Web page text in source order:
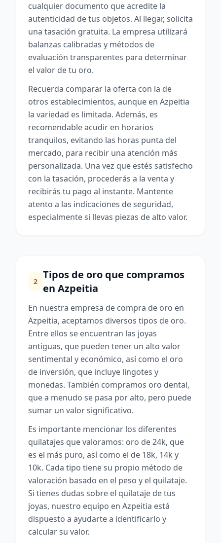
cualquier documento que acredite la
autenticidad de tus objetos. Al llegar, solicita
una tasación gratuita. La empresa utilizará
balanzas calibradas y métodos de
evaluación transparentes para determinar
el valor de tu oro.
Recuerda comparar la oferta con la de
otros establecimientos, aunque en Azpeitia
la variedad es limitada. Además, es
recomendable acudir en horarios
tranquilos, evitando las horas punta del
mercado, para recibir una atención más
personalizada. Una vez que estés satisfecho
con la tasación, procederás a la venta y
recibirás tu pago al instante. Mantente
atento a las indicaciones de seguridad,
especialmente si llevas piezas de alto valor.
2
Tipos de oro que compramos
en Azpeitia
En nuestra empresa de compra de oro en
Azpeitia, aceptamos diversos tipos de oro.
Entre ellos se encuentran las joyas
antiguas, que pueden tener un alto valor
sentimental y económico, así como el oro
de inversión, que incluye lingotes y
monedas. También compramos oro dental,
que a menudo se pasa por alto, pero puede
sumar un valor significativo.
Es importante mencionar los diferentes
quilatajes que valoramos: oro de 24k, que
es el más puro, así como el de 18k, 14k y
10k. Cada tipo tiene su propio método de
valoración basado en el peso y el quilataje.
Si tienes dudas sobre el quilataje de tus
joyas, nuestro equipo en Azpeitia está
dispuesto a ayudarte a identificarlo y
calcular su valor.